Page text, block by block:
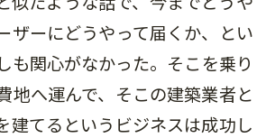
ザーにどうやって届くか、とい
も関心がなかった。そこを乗り
地へ運んで、そこの建築業者と
建てるというビジネスは成功し